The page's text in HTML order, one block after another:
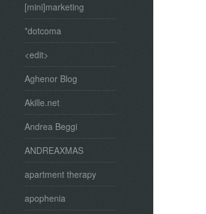
[mini]marketing
*dotcoma
<edit>
Aghenor Blog
Akille.net
Andrea Beggi
ANDREAXMAS
apartment therapy
apophenia